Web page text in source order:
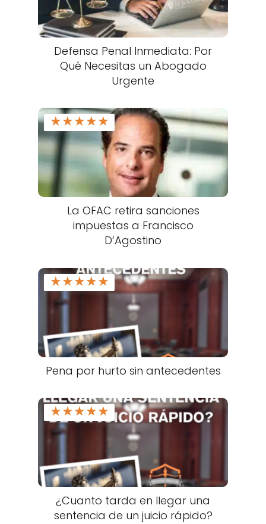
Defensa Penal Inmediata: Por
Qué Necesitas un Abogado
Urgente
★★★★★
La OFAC retira sanciones
impuestas a Francisco
D’Agostino
★★★★★
Pena por hurto sin antecedentes
★★★★★
¿Cuanto tarda en llegar una
sentencia de un juicio rápido?